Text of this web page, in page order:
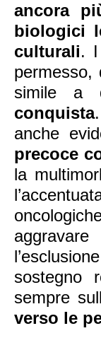
ancora
biologici
culturali. I
permesso,
simile a
conquista
anche
precoce
la
sostegno
sempre
verso le